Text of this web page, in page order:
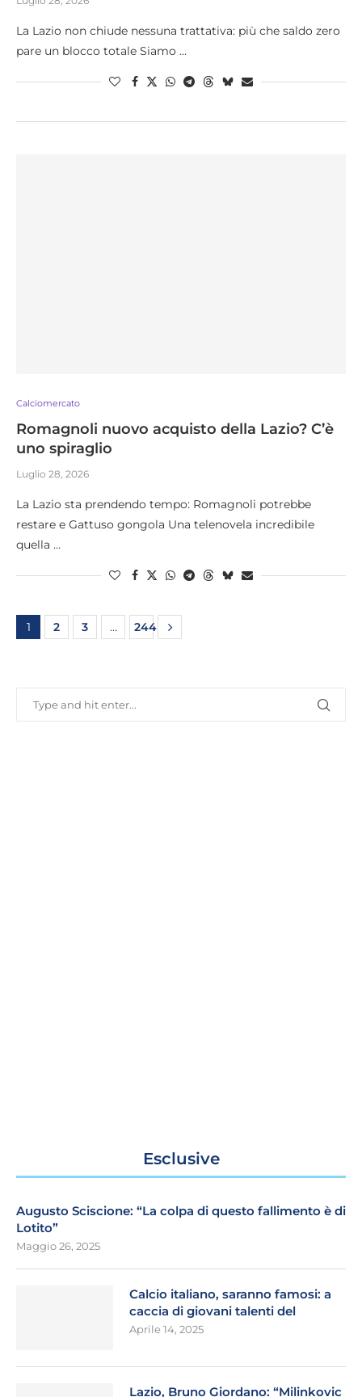
La Lazio non chiude nessuna trattativa: più che saldo zero
pare un blocco totale Siamo …
Calciomercato
Romagnoli nuovo acquisto della Lazio? C’è
uno spiraglio
Luglio 28, 2026
La Lazio sta prendendo tempo: Romagnoli potrebbe
restare e Gattuso gongola Una telenovela incredibile
quella …
1 2 3 … 244
Esclusive
Augusto Sciscione: “La colpa di questo fallimento è di
Lotito”
Maggio 26, 2025
Calcio italiano, saranno famosi: a
caccia di giovani talenti del
Aprile 14, 2025
Lazio, Bruno Giordano: “Milinkovic